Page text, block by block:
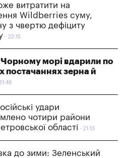
витратити на
Wildberries суму,
з чвертю дефіциту
22:15
Чорному морі вдарили по
постачаннях зерна й
удари
чотири райони
області
21:13
до зими: Зеленський